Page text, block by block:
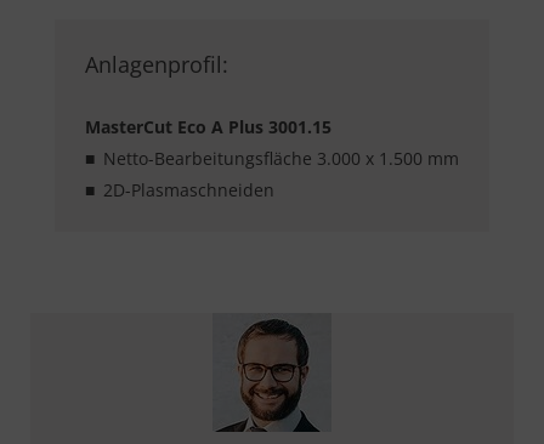
Anlagenprofil:
MasterCut Eco A Plus 3001.15
Netto-Bearbeitungsfläche 3.000 x 1.500 mm
2D-Plasmaschneiden